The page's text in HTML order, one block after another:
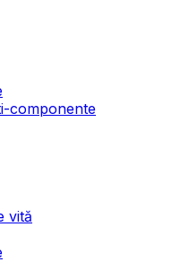
componente
vită